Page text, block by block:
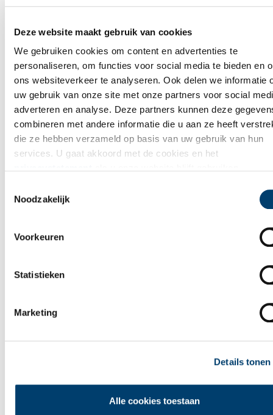
Deze website maakt gebruik van cookies
We gebruiken cookies om content en advertenties te
personaliseren, om functies voor social media te bieden en
ons websiteverkeer te analyseren. Ook delen we informatie
uw gebruik van onze site met onze partners voor social
adverteren en analyse. Deze partners kunnen deze
combineren met andere informatie die u aan ze heeft
die ze hebben verzameld op basis van uw gebruik van hun
services. U gaat akkoord met de cookies en het
Noodzakelijk
Voorkeuren
Statistieken
Marketing
Details tonen
Alle cookies toestaan
Bekijk meer video's